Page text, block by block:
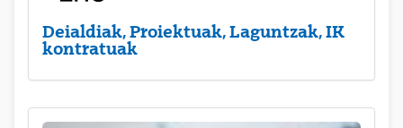
Deialdiak, Proiektuak, Laguntzak, IK
kontratuak